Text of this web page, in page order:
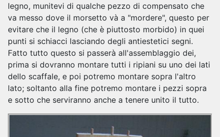
legno, munitevi di qualche pezzo di compensato che
va messo dove il morsetto và a "mordere", questo per
evitare che il legno (che è piuttosto morbido) in quei
punti si schiacci lasciando degli antiestetici segni.
Fatto tutto questo si passerà all'assemblaggio dei,
prima si dovranno montare tutti i ripiani su uno dei lati
dello scaffale, e poi potremo montare sopra l'altro
lato; soltanto alla fine potremo montare i pezzi sopra
e sotto che serviranno anche a tenere unito il tutto.